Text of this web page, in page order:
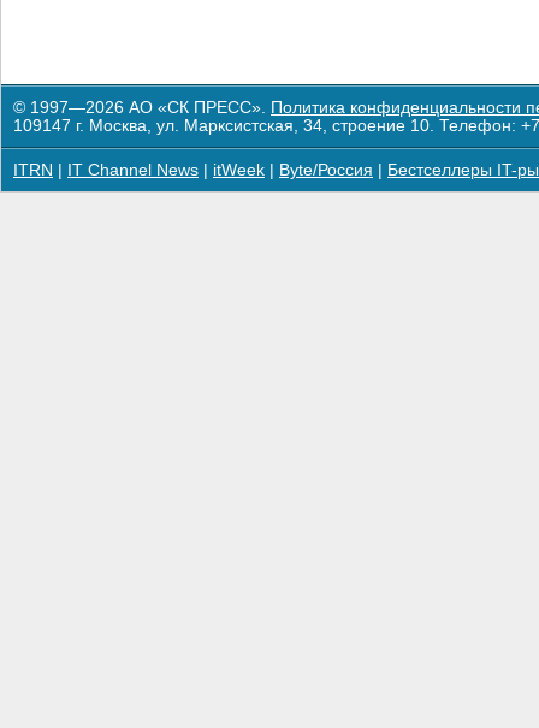
© 1997—2026 АО «СК ПРЕСС». Политика конфиденциальности
109147 г. Москва, ул. Марксистская, 34, строение 10. Телефон:
ITRN IT Channel News itWeek Byte/Россия Бестселлеры IT-